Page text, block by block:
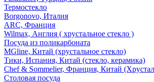
Термостекло
Borgonovo, Италия
ARC, Франция
Wilmax, Англия ( хрустальное стекло )
Посуда из поликарбоната
MGline, Китай (хрустальное стекло)
Тики, Испания, Китай (стекло, керамика)
Chef & Sommelier, Франция, Китай
Столовая посуда